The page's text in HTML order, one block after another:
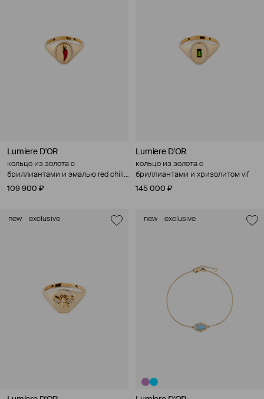
Lumiere D'OR
кольцо из золота с
бриллиантами и эмалью red chili
pepper vif
109 900 ₽
Lumiere D'OR
кольцо из золота с
бриллиантами и хризолитом vif
145 000 ₽
new exclusive new exclusive